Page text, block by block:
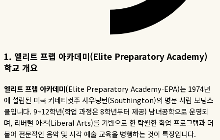
1. 엘리트 프랩 아카데미(Elite Preparatory Academy)
학교 개요
엘리트프랩 아카데미(Elite Preparatory Academy-EPA)는 1974년
에 설립된 미국 커네티컷주사우딩턴(Southington)의 명문사립 보딩스
쿨입니다. 9~12학년(학업 과정은8학년부터 제공) 남녀공학으로운영되
며, 리버럴 아츠(Liberal Arts)를 기반으로 한 탁월한 학업 프로그램과 더
불어 전문적인 음악 및 시각 예술 교육을 병행하는 것이 특징입니다.